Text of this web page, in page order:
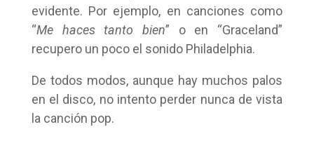
evidente. Por ejemplo, en canciones como
“Me haces tanto bien” o en “Graceland”
recupero un poco el sonido Philadelphia.
De todos modos, aunque hay muchos palos
en el disco, no intento perder nunca de vista
la canción pop.